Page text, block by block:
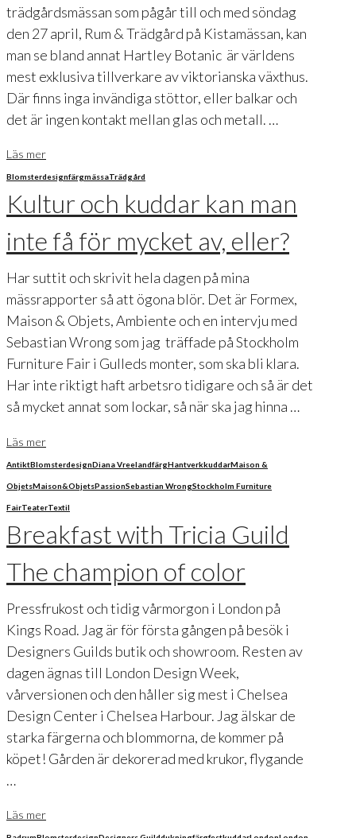
trädgårdsmässan som pågår till och med söndag
den 27 april, Rum & Trädgård på Kistamässan, kan
man se bland annat Hartley Botanic är världens
mest exklusiva tillverkare av viktorianska växthus.
Där finns inga invändiga stöttor, eller balkar och
det är ingen kontakt mellan glas och metall. …
Läs mer
BlomsterdesignfärgmässaTrädgård
Kultur och kuddar kan man
inte få för mycket av, eller?
Har suttit och skrivit hela dagen på mina
mässrapporter så att ögona blör. Det är Formex,
Maison & Objets, Ambiente och en intervju med
Sebastian Wrong som jag träffade på Stockholm
Furniture Fair i Gulleds monter, som ska bli klara.
Har inte riktigt haft arbetsro tidigare och så är det
så mycket annat som lockar, så när ska jag hinna …
Läs mer
AntiktBlomsterdesignDiana VreelandfärgHantverkkuddarMaison &
ObjetsMaison&ObjetsPassionSebastian WrongStockholm Furniture
FairTeaterTextil
Breakfast with Tricia Guild
The champion of color
Pressfrukost och tidig vårmorgon i London på
Kings Road. Jag är för första gången på besök i
Designers Guilds butik och showroom. Resten av
dagen ägnas till London Design Week,
vårversionen och den håller sig mest i Chelsea
Design Center i Chelsea Harbour. Jag älskar de
starka färgerna och blommorna, de kommer på
köpet! Gården är dekorerad med krukor, flygande
…
Läs mer